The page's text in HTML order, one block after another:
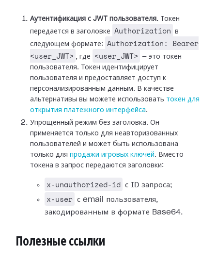
Аутентификация с JWT пользователя. Токен
передается в заголовке
Authorization
в
следующем формате:
Authorization: Bearer
<user_JWT> , где <user_JWT>
— это токен
пользователя. Токен идентифицирует
пользователя и предоставляет доступ к
персонализированным данным. В качестве
альтернативы вы можете использовать токен для
открытия платежного интерфейса.
Упрощенный режим без заголовка. Он
применяется только для неавторизованных
пользователей и может быть использована
только для продажи игровых ключей. Вместо
токена в запрос передаются заголовки:
x-unauthorized-id с ID запроса;
x-user с email пользователя,
закодированным в формате Base64.
Полезные ссылки